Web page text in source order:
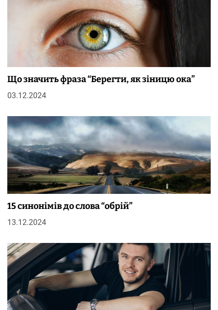
Що значить фраза “Берегти, як зіницю ока”
03.12.2024
15 синонімів до слова “обрій”
13.12.2024